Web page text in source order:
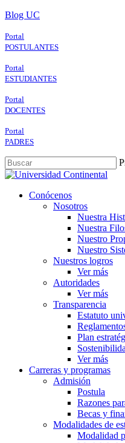
Skip
main
content
Blog UC
Portal
POSTULANTES
Portal
ESTUDIANTES
Portal
DOCENTES
Portal
PADRES
Close
search
Menu
Conócenos
Nosotros
Nuestra
Nuestra
Nuestro
Nuestro
Nuestros logros
Ver más
Autoridades
Ver más
Transparencia
Estatuto
Plan
Ver más
Carreras y programas
Admisión
Postula
Razones
Becas y
Modalidades de
Modalidad